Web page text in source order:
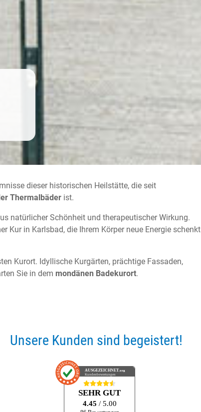
dieser historischen Heilstätte, die seit
Thermalbäder ist.
natürlicher Schönheit und therapeutischer Wirkung.
Kur in Karlsbad, die Ihrem Körper neue Energie schenkt
Kurort. Idyllische Kurgärten, prächtige Fassaden,
Sie in dem mondänen Badekurort.
Unsere Kunden sind begeistert!
AUSGEZEICHNET.org
Kundenbewertungen
SEHR GUT
4.45 / 5.00